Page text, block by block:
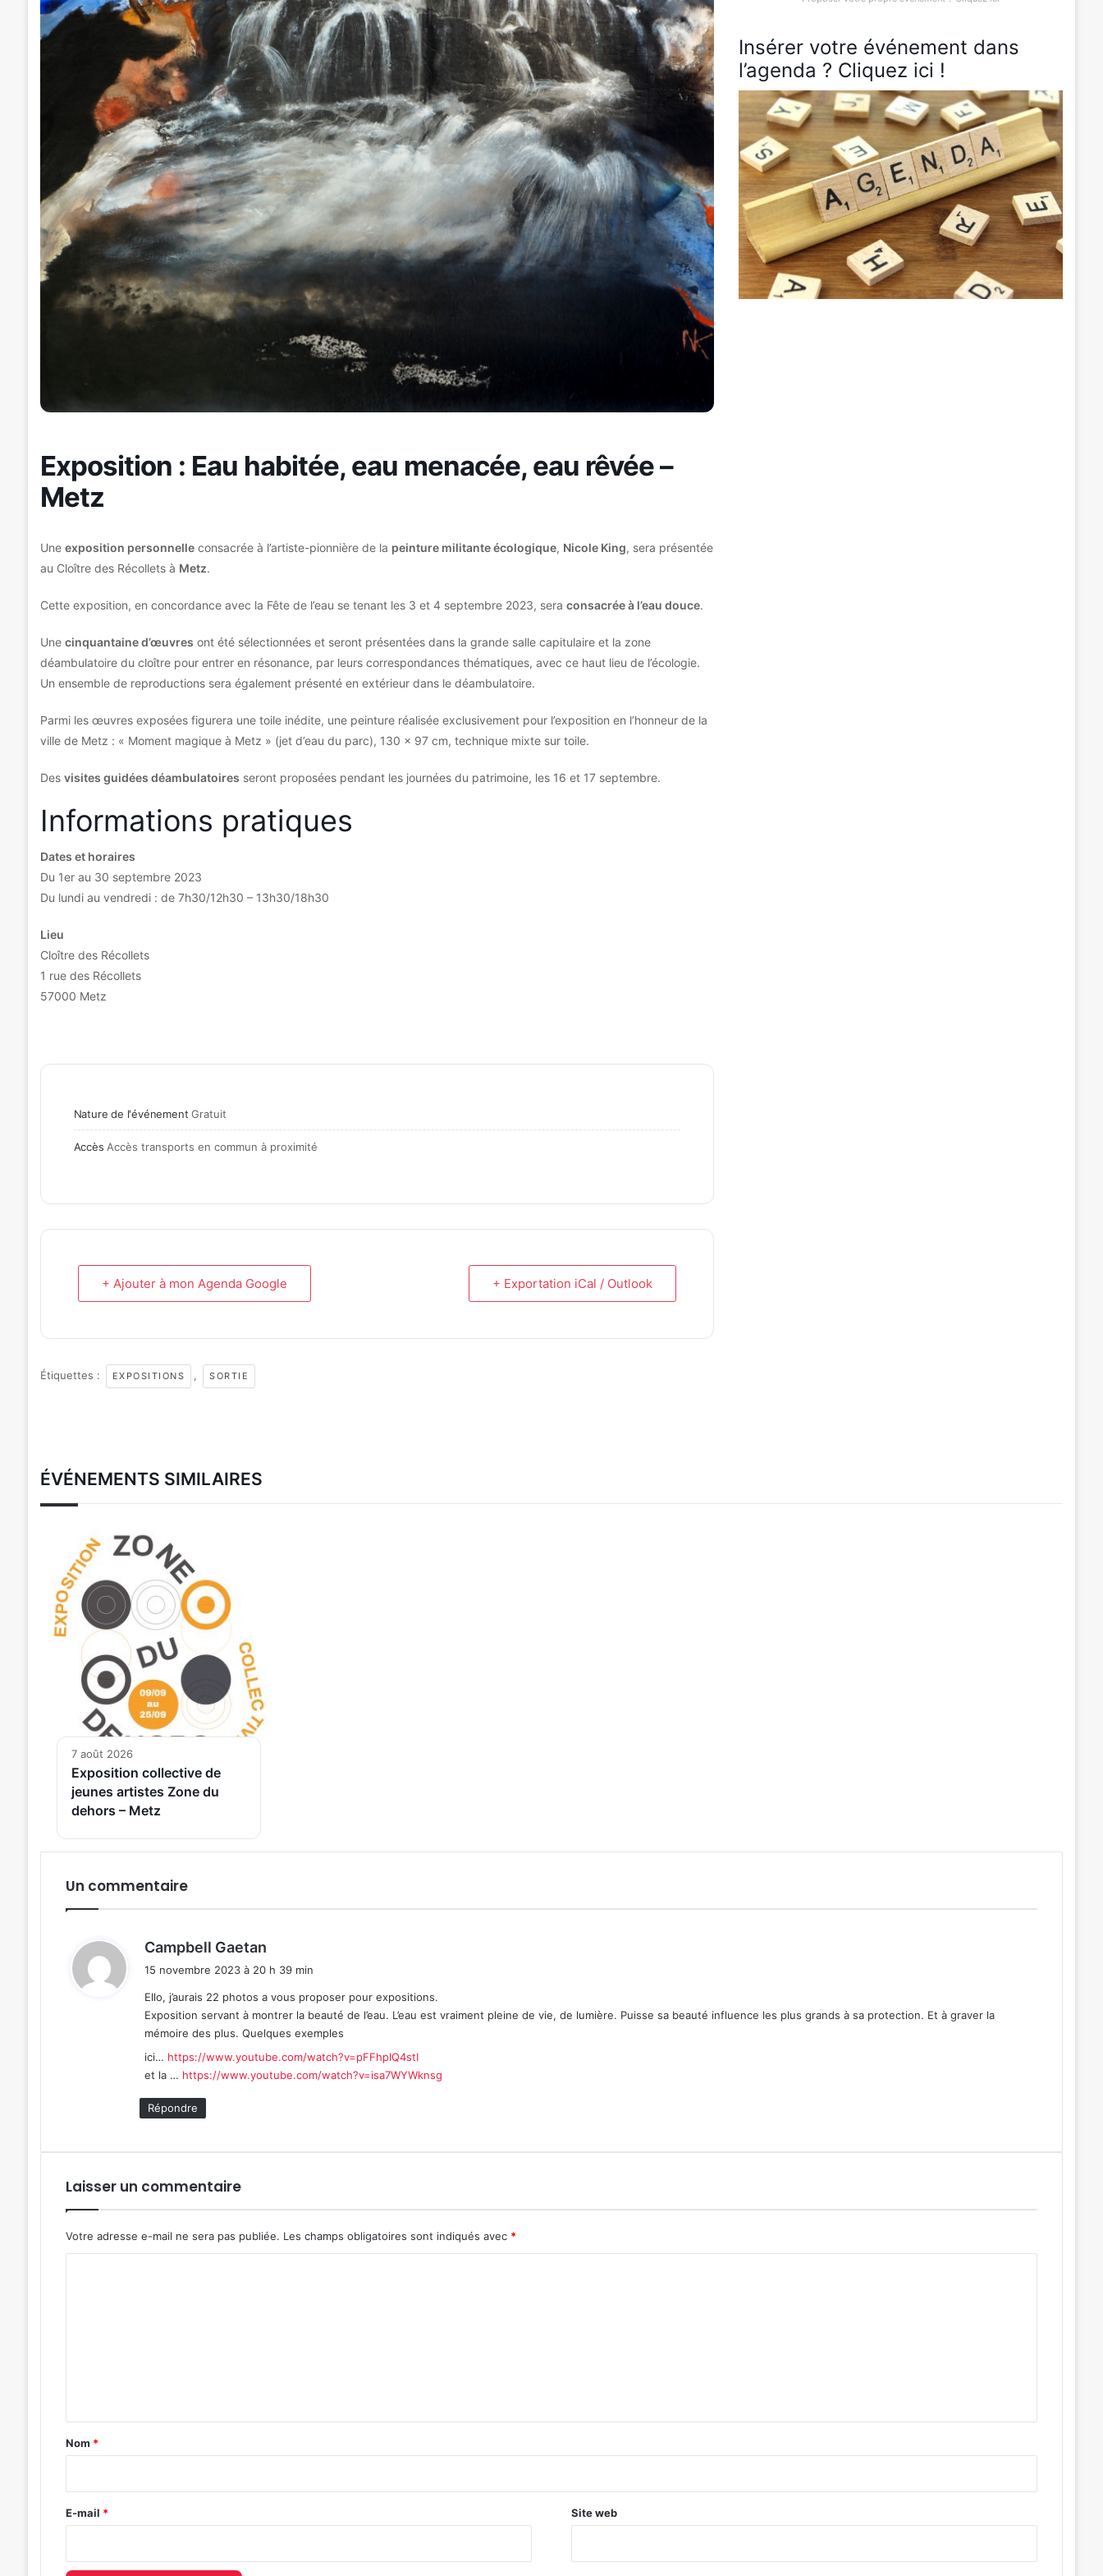
Exposition : Eau habitée, eau menacée, eau rêvée –
Metz
Une exposition personnelleconsacrée à l’artiste-pionnière de la peinture militante écologique, Nicole King, sera présentée
au Cloître des Récollets à Metz.
Cette exposition, en concordance avec la Fête de l’eau se tenant les 3 et 4 septembre 2023, sera consacrée à l’eau douce.
Une cinquantaine d’œuvres ont été sélectionnées et seront présentées dans la grande salle capitulaire et la zone
déambulatoire du cloître pour entrer en résonance, par leurs correspondances thématiques, avec ce haut lieu de l’écologie.
Un ensemble de reproductions sera également présenté en extérieur dans le déambulatoire.
Parmi les œuvres exposées figurera une toile inédite, une peinture réalisée exclusivement pour l’exposition en l’honneur de la
ville de Metz : « Moment magique à Metz » (jet d’eau du parc), 130 x 97 cm, technique mixte sur toile.
Des visites guidées déambulatoires seront proposées pendant les journées du patrimoine, les 16 et 17 septembre.
Informations pratiques
Dates et horaires
Du 1er au 30 septembre 2023
Du lundi au vendredi : de 7h30/12h30 – 13h30/18h30
Lieu
Cloître des Récollets
1 rue des Récollets
57000 Metz
Nature de l'événementGratuit
Accès Accès transports en commun à proximité
+ Ajouter à mon Agenda Google + Exportation iCal / Outlook
Étiquettes : EXPOSITIONS , SORTIE
Insérer votre événement dans
l’agenda ? Cliquez ici !
ÉVÉNEMENTS SIMILAIRES
7 août 2026
Exposition collective de
jeunes artistes Zone du
dehors – Metz
Un commentaire
Campbell Gaetan
:
15 novembre 2023 à 20 h 39 min
Ello, j’aurais 22 photos a vous proposer pour expositions.
Exposition servant à montrer la beauté de l’eau. L’eau est vraiment pleine de vie, de lumière. Puisse sa beauté influence les plus grands à sa protection. Et à graver la
mémoire des plus. Quelques exemples
ici… https://www.youtube.com/watch?v=pFFhplQ4stI
et la … https://www.youtube.com/watch?v=isa7WYWknsg
Répondre
Laisser un commentaire
Votre adresse e-mail ne sera pas publiée. Les champs obligatoires sont indiqués avec *
a
e
Nom *
E-mail * Site web